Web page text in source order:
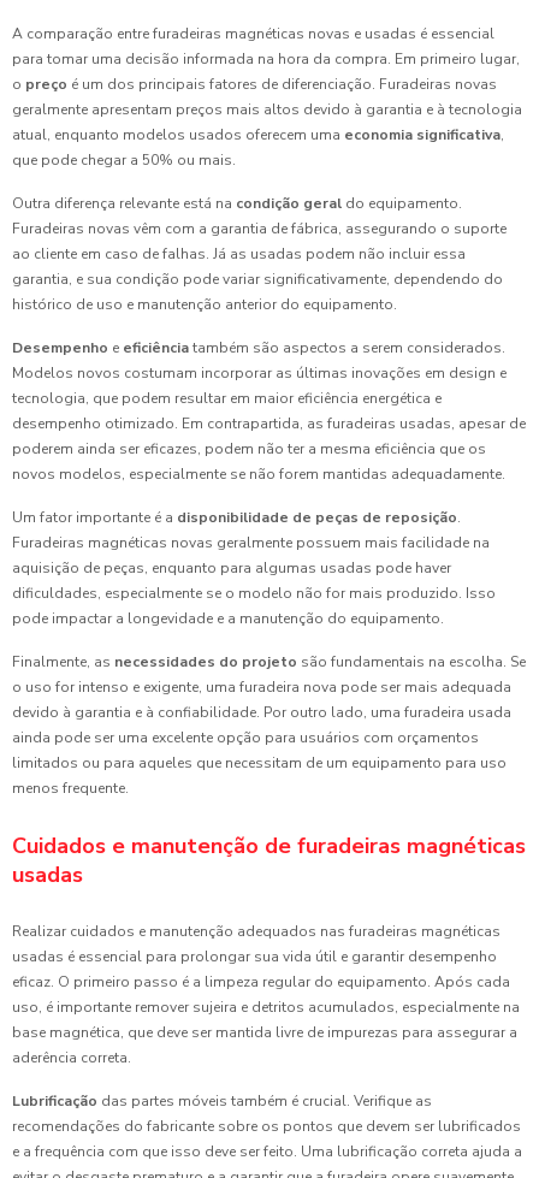
A comparação entre furadeiras magnéticas novas e usadas é essencial
para tomar uma decisão informada na hora da compra. Em primeiro lugar,
o preço é um dos principais fatores de diferenciação. Furadeiras novas
geralmente apresentam preços mais altos devido à garantia e à tecnologia
atual, enquanto modelos usados oferecem uma economia significativa,
que pode chegar a 50% ou mais.
Outra diferença relevante está na condição geral do equipamento.
Furadeiras novas vêm com a garantia de fábrica, assegurando o suporte
ao cliente em caso de falhas. Já as usadas podem não incluir essa
garantia, e sua condição pode variar significativamente, dependendo do
histórico de uso e manutenção anterior do equipamento.
Desempenho e eficiênciatambém são aspectos a serem considerados.
Modelos novos costumam incorporar as últimas inovações em design e
tecnologia, que podem resultar em maior eficiência energética e
desempenho otimizado. Em contrapartida, as furadeiras usadas, apesar de
poderem ainda ser eficazes, podem não ter a mesma eficiência que os
novos modelos, especialmente se não forem mantidas adequadamente.
Um fator importante é a disponibilidade de peças de reposição.
Furadeiras magnéticas novas geralmente possuem mais facilidade na
aquisição de peças, enquanto para algumas usadas pode haver
dificuldades, especialmente se o modelo não for mais produzido. Isso
pode impactar a longevidade e a manutenção do equipamento.
Finalmente, as necessidades do projeto são fundamentais na escolha. Se
o uso for intenso e exigente, uma furadeira nova pode ser mais adequada
devido à garantia e à confiabilidade. Por outro lado, uma furadeira usada
ainda pode ser uma excelente opção para usuários com orçamentos
limitados ou para aqueles que necessitam de um equipamento para uso
menos frequente.
Cuidados e manutenção de furadeiras magnéticas
usadas
Realizar cuidados e manutenção adequados nas furadeiras magnéticas
usadas é essencial para prolongar sua vida útil e garantir desempenho
eficaz. O primeiro passo é a limpeza regular do equipamento. Após cada
uso, é importante remover sujeira e detritos acumulados, especialmente na
base magnética, que deve ser mantida livre de impurezas para assegurar a
aderência correta.
Lubrificação das partes móveis também é crucial. Verifique as
recomendações do fabricante sobre os pontos que devem ser lubrificados
e a frequência com que isso deve ser feito. Uma lubrificação correta ajuda a